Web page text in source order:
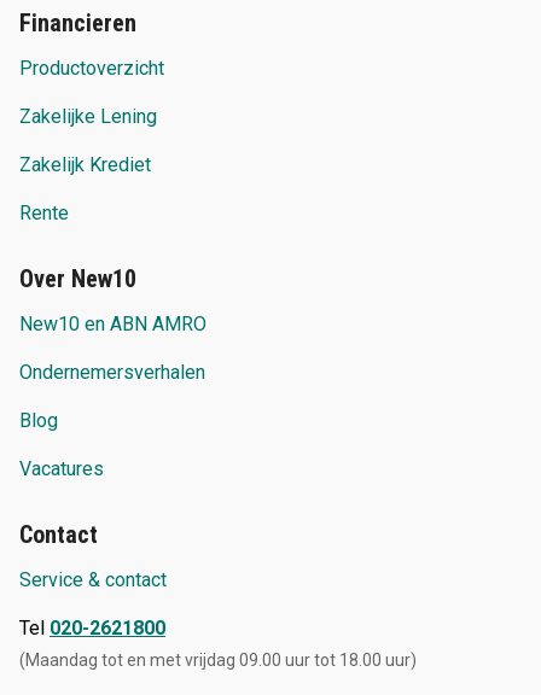
Financieren
Productoverzicht
Zakelijke Lening
Zakelijk Krediet
Rente
Over New10
New10 en ABN AMRO
Ondernemersverhalen
Blog
Vacatures
Contact
Service & contact
Tel 020-2621800
(Maandag tot en met vrijdag 09.00 uur tot 18.00 uur)